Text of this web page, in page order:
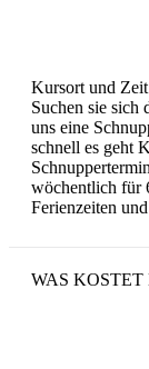
Kursort und
Suchen sie sich
uns eine
schnell es geht
wöchentlich für
Ferienzeiten
WAS